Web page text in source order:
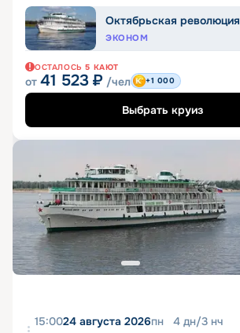
Октябрьская революция
ЭКОНОМ
ОСТАЛОСЬ 5 КАЮТ
от 41 523 ₽ /чел +1 000
Выбрать круиз
15:0024 августа 2026пн 4 дн/3 нч